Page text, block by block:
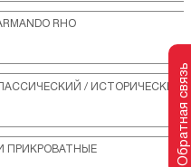
RHO
/ ИСТОРИЧЕСКИЙ
ПРИКРОВАТНЫЕ Обратная связь